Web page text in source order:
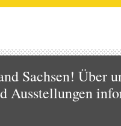
Sachsen!
Ausstellungen